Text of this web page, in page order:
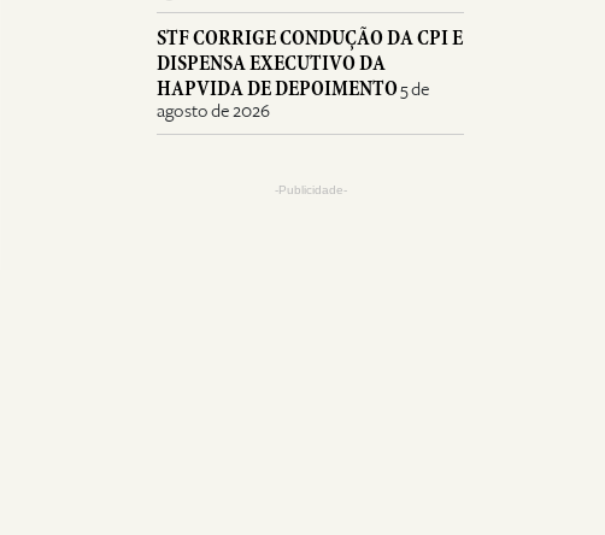
STF CORRIGE CONDUÇÃO DA CPI E
DISPENSA EXECUTIVO DA
HAPVIDA DE DEPOIMENTO5 de
agosto de 2026
-Publicidade-